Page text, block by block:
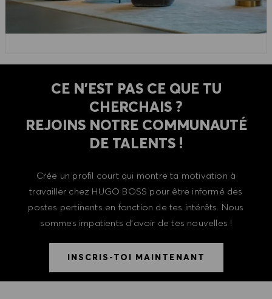
CE N'EST PAS CE QUE TU
CHERCHAIS ?
REJOINS NOTRE COMMUNAUTÉ
DE TALENTS !
Crée un profil court qui montre ta motivation à
travailler chez HUGO BOSS pour être informé des
postes pertinents en fonction de tes intérêts. Nous
sommes impatients d'avoir de tes nouvelles !
INSCRIS-TOI MAINTENANT